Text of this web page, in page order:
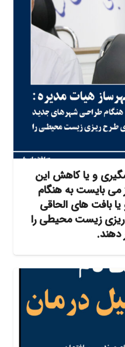
و یا کاهش این
بایست به هنگام
بافت های الحاقی
زیست محیطی را
دهند.